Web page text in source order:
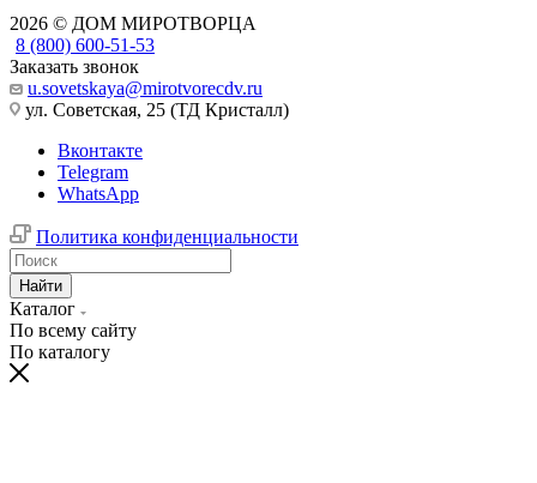
2026 © ДОМ МИРОТВОРЦА
8 (800) 600-51-53
Заказать звонок
u.sovetskaya@mirotvorecdv.ru
ул. Советская, 25 (ТД Кристалл)
Вконтакте
Telegram
WhatsApp
Политика конфиденциальности
Найти
Каталог
По всему сайту
По каталогу